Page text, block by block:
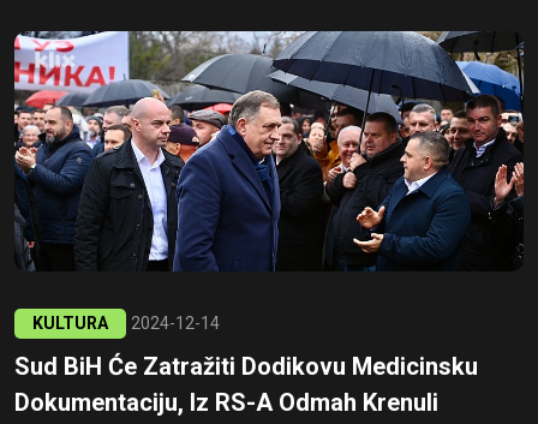
KULTURA 2024-12-14
Sud BiH Će Zatražiti Dodikovu Medicinsku
Dokumentaciju, Iz RS-A Odmah Krenuli